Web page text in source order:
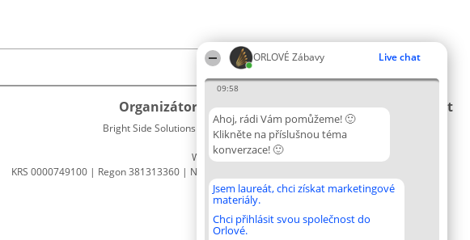
ORLOVÉ Zábavy Live chat
09:58
Ahoj, rádi Vám pomůžeme! 🙂
Klikněte na příslušnou téma
konverzace! 🙂
Jsem laureát, chci získat marketingové
materiály.
Chci přihlásit svou společnost do
Orlové.
Organizátor hlasování
Bright Side Solutions sp. z o. o. sp. k.
ul. Ruska 22
Wrocław 50-079
KRS 0000749100 | Regon 381313360 | NIP 8943132676
Plebiscyt
Vítězové
Seznam
Zásady
Zásady
ochrany
Kontakt